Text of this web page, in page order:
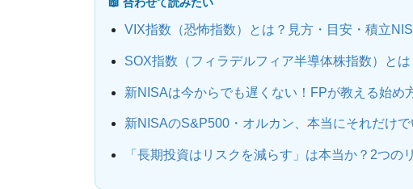
📖 合わせて読みたい
VIX指数（恐怖指数）とは？見方・目安・積立
SOX指数（フィラデルフィア半導体株指数）と
新NISAは今からでも遅くない！FPが教える始め
新NISAのS&P500・オルカン、本当にそれだけ
「長期投資はリスクを減らす」は本当か？2つの